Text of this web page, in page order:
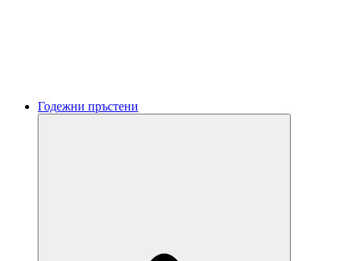
Годежни пръстени